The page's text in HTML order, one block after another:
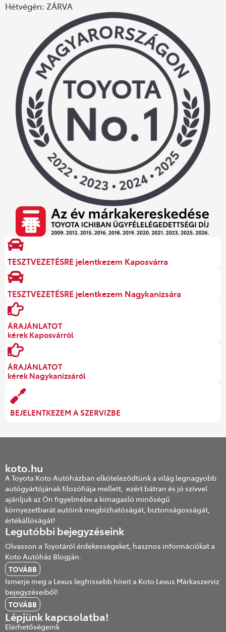
Hétvégén: ZÁRVA
TESZTVEZETÉSRE jelentkezem Kaposvárra
TESZTVEZETÉSRE jelentkezem Nagykanizsára
ÁRAJÁNLATOT
kérek Kaposvárról
ÁRAJÁNLATOT
kérek Nagykanizsáról
BEJELENTKEZEM A SZERVIZBE
koto.hu
A Toyota Koto Autóházban elköteleződtünk a világ legnagyobb
autógyártójának filozófiája mellett, ezért bátran és jó szívvel
ajánljuk az Ön figyelmébe a kimagasló minőségű
környezetbarát autóink megbízhatóságát, biztonságosságát,
értékállóságát!
Legutóbbi bejegyzéseink
Olvasson a Toyotáról érdekességeket, hasznos információkat a
Koto Autóház Blogján.
TOVÁBB
Ismerje meg a Lexus legfrissebb híreit a Koto Lexus Márkaszerviz
bejegyzéseiből!
TOVÁBB
Lépjünk kapcsolatba!
Elérhetőségeink